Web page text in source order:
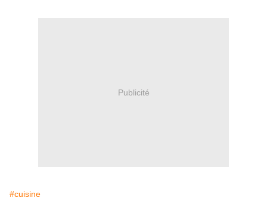
Publicité
#cuisine